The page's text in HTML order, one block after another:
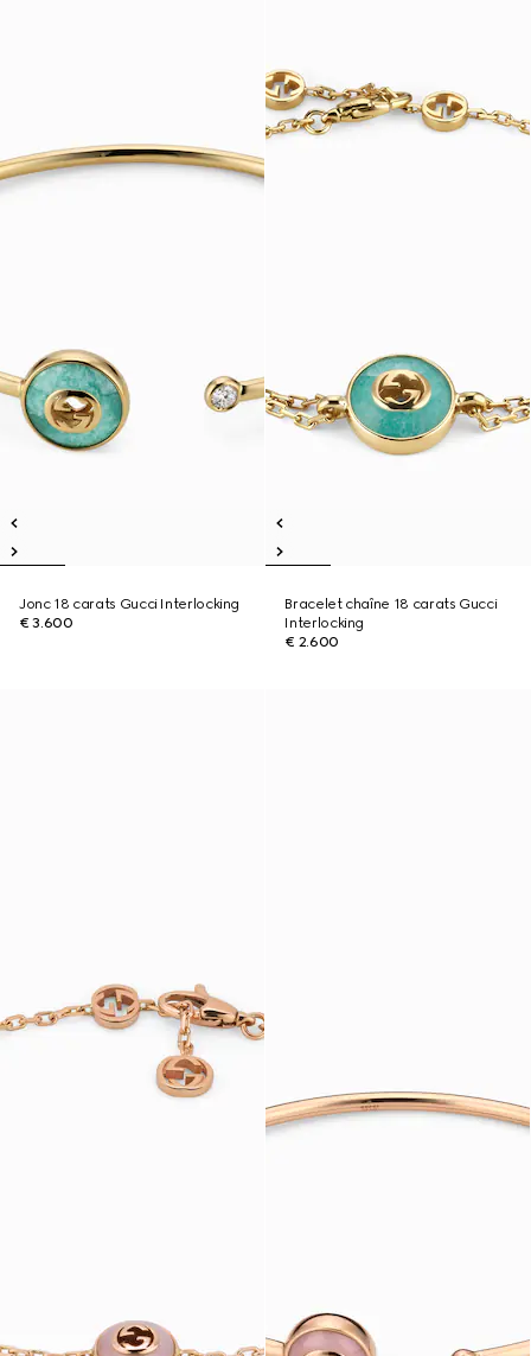
Jonc 18 carats Gucci Interlocking
€ 3.600
Bracelet chaîne 18 carats Gucci
Interlocking
€ 2.600